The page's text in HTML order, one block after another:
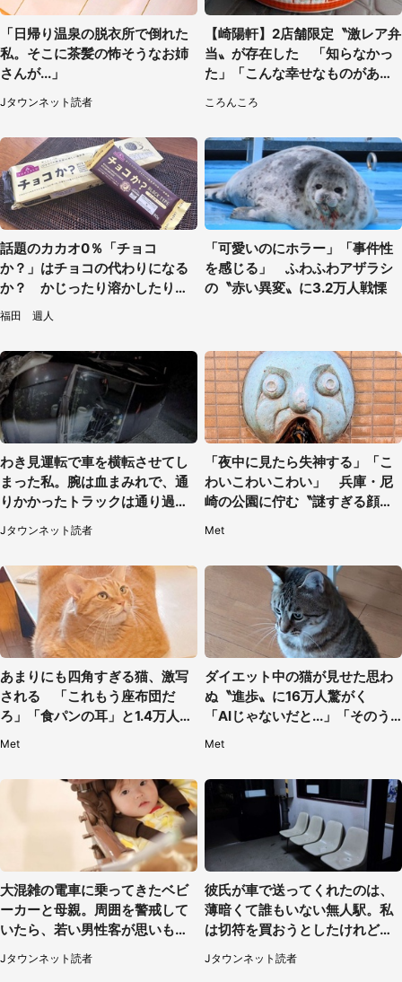
「日帰り温泉の脱衣所で倒れた
私。そこに茶髪の怖そうなお姉
さんが...」
Jタウンネット読者
【崎陽軒】2店舗限定〝激レア弁
当〟が存在した 「知らなかっ
た」「こんな幸せなものがあっ
ころんころ
話題のカカオ0％「チョコ
か？」はチョコの代わりになる
か？ かじったり溶かしたりし
て食べてみた
福田 週人
「可愛いのにホラー」「事件性
を感じる」 ふわふわアザラシ
の〝赤い異変〟に3.2万人戦慄
わき見運転で車を横転させてし
まった私。腕は血まみれで、通
りかかったトラックは通り過ぎ
ていき...（福岡県・30代女性）
Jタウンネット読者
「夜中に見たら失神する」「こ
わいこわいこわい」 兵庫・尼
崎の公園に佇む〝謎すぎる顔〟
Met
あまりにも四角すぎる猫、激写
される 「これもう座布団だ
ろ」「食パンの耳」と1.4万人困
Met
ダイエット中の猫が見せた思わ
ぬ〝進歩〟に16万人驚がく
「AIじゃないだと...」「そのう
Met
大混雑の電車に乗ってきたベビ
ーカーと母親。周囲を警戒して
いたら、若い男性客が思いもよ
らぬ行動に（東京都・50代女
性）
Jタウンネット読者
彼氏が車で送ってくれたのは、
薄暗くて誰もいない無人駅。私
は切符を買おうとしたけれど
（山形県・20代女性）
Jタウンネット読者